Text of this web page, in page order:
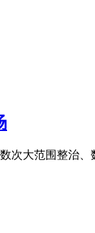
次大范围整治